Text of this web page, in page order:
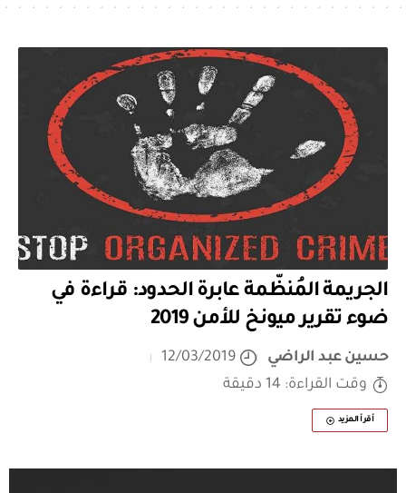
الجريمة المُنظّمة عابرة الحدود: قراءة في
ضوء تقرير ميونخ للأمن 2019
حسين عبد الراضي
12/03/2019
وقت القراءة: 14 دقيقة
أقرأ المزيد